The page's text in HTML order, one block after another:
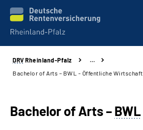
Unsere Leistungen
DRV Rheinland-Pfalz
…
Bachelor of Arts – BWL - Öffentliche Wirtschaft
Bachelor of Arts–BWL